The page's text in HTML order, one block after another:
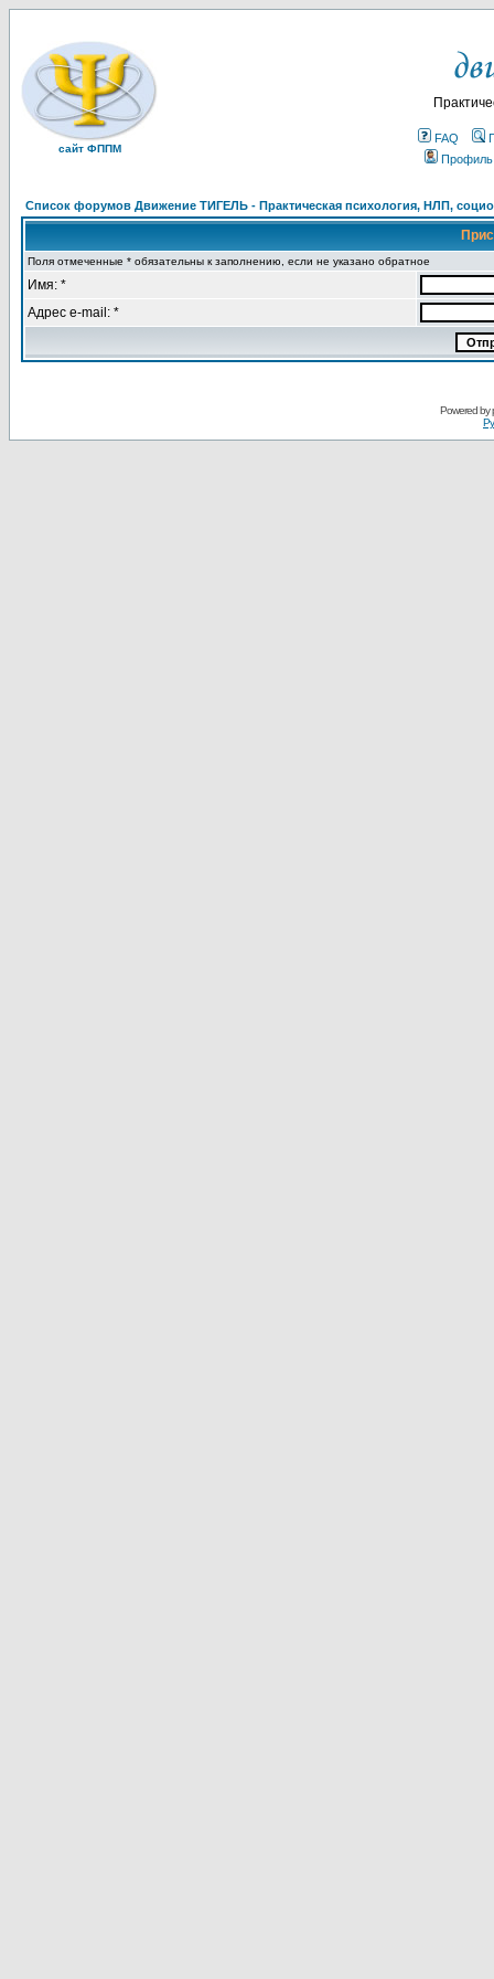
сайт ФППМ
FAQ
Профиль
Список форумов Движение ТИГЕЛЬ - Практическая психология, НЛП,
Поля отмеченные * обязательны к заполнению, если не указано обратное
Имя: *
Адрес e-mail: *
Powered by